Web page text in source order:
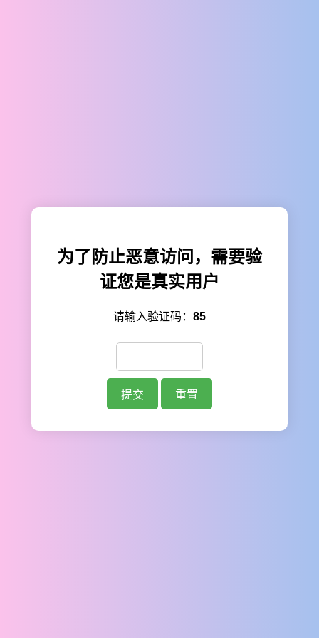
为了防止恶意访问，需要验
证您是真实用户
请输入验证码： 85
提交 重置